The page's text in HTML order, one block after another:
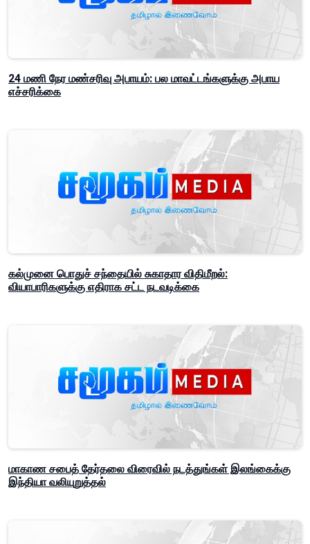
24 மணி நேர மண்சரிவு அபாயம்: பல மாவட்டங்களுக்கு அபாய
எச்சரிக்கை
கல்முனை பொதுச் சந்தையில் சுகாதார விதிமீறல்:
வியாபாரிகளுக்கு எதிராக சட்ட நடவடிக்கை
மாகாண சபைத் தேர்தலை விரைவில் நடத்துங்கள் இலங்கைக்கு
இந்தியா வலியுறுத்தல்